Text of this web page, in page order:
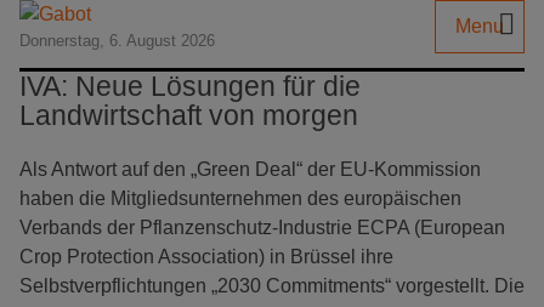
Donnerstag, 6. August 2026
Menu
IVA: Neue Lösungen für die
Landwirtschaft von morgen
Als Antwort auf den „Green Deal“ der EU-Kommission
haben die Mitgliedsunternehmen des europäischen
Verbands der Pflanzenschutz-Industrie ECPA (European
Crop Protection Association) in Brüssel ihre
Selbstverpflichtungen „2030 Commitments“ vorgestellt. Die